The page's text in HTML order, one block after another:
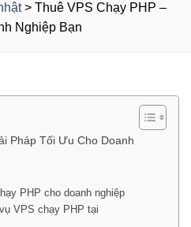
> Thuê VPS Chạy PHP –
Nghiệp Bạn
Pháp Tối Ưu Cho Doanh
PHP cho doanh nghiệp
VPS chạy PHP tại